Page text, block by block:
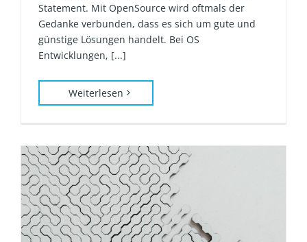
Statement. Mit OpenSource wird oftmals der
Gedanke verbunden, dass es sich um gute und
günstige Lösungen handelt. Bei OS
Entwicklungen, [...]
Weiterlesen